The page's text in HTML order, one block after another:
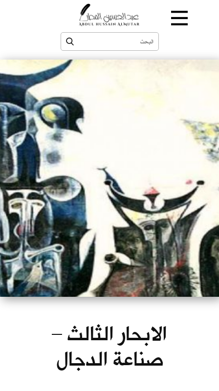
الابحار الثالث –
صناعة الدجال